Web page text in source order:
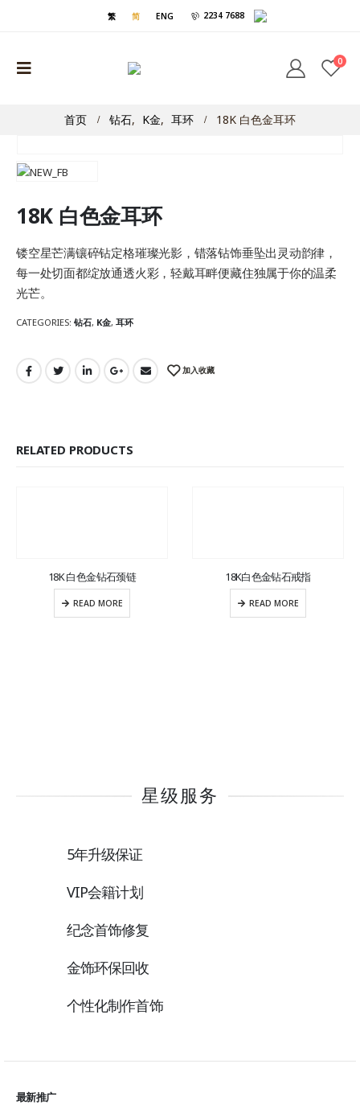
繁 简 ENG 2234 7688
0
首页 钻石, K金, 耳环 18K 白色金耳环
18K 白色金耳环
镂空星芒满镶碎钻定格璀璨光影，错落钻饰垂坠出灵动韵律，
每一处切面都绽放通透火彩，轻戴耳畔便藏住独属于你的温柔
光芒。
CATEGORIES: 钻石, K金, 耳环
加入收藏
RELATED PRODUCTS
18K 白色金钻石颈链
READ MORE
18K白色金钻石戒指
READ MORE
星级服务
5年升级保证
VIP会籍计划
纪念首饰修复
金饰环保回收
个性化制作首饰
最新推广